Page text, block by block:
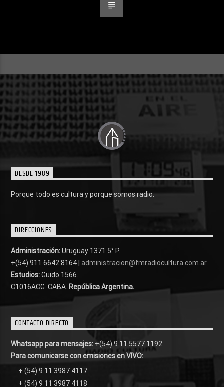
DESDE 1989
Porque todo es cultura y porque somos radio.
DIRECCIONES
Administración:Uruguay 1371 5° P.
+(54) 911 6642 8164 | administracion@fmradiocultura.com.ar
Estudios:Guido 1566.
C1016ACG. CABA. República Argentina.
CONTACTO DIRECTO
Whatsapp para mensajes: +(54) 9 11 5577 1192
Para comunicarse con emisiones en VIVO:
+ (54) 9 11 3987 4117
+ (54) 9 11 3987 4118